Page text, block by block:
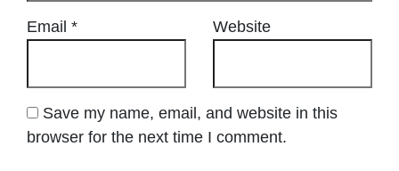
Email * Website
Save my name, email, and website in this
browser for the next time I comment.